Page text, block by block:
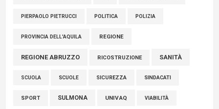
PIERPAOLO PIETRUCCI POLITICA POLIZIA
PROVINCIA DELL'AQUILA REGIONE
REGIONE ABRUZZO RICOSTRUZIONE SANITÀ
SCUOLA SCUOLE SICUREZZA SINDACATI
SPORT SULMONA UNIVAQ VIABILITÀ